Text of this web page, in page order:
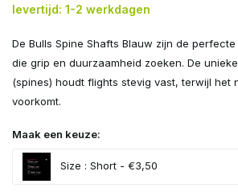
levertijd: 1-2 werkdagen
De Bulls Spine Shafts Blauw zijn de
die grip en duurzaamheid zoeken. De
(spines) houdt flights stevig vast, terwijl het
voorkomt.
Maak een keuze:
Size : Short - €3,50